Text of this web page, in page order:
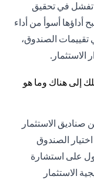
تفشل في تحقيق
أداؤها أسوأ من أداء
الصندوق،
صناديق الاستثمار
الصندوق
على استشارة
الاستثمار